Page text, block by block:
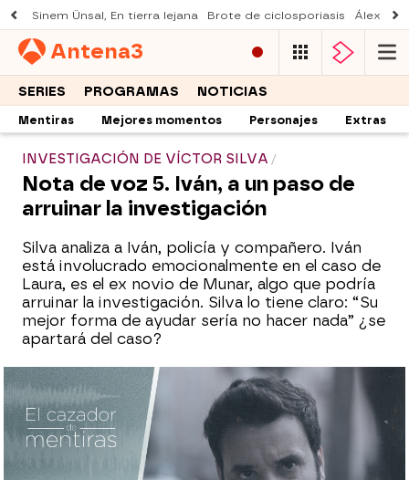
Sinem Ünsal, En tierra lejana Brote de ciclosporiasis Álex
Antena3
SERIES PROGRAMAS NOTICIAS
Mentiras Mejores momentos Personajes Extras
INVESTIGACIÓN DE VÍCTOR SILVA
Nota de voz 5. Iván, a un paso de
arruinar la investigación
Silva analiza a Iván, policía y compañero. Iván
está involucrado emocionalmente en el caso de
Laura, es el ex novio de Munar, algo que podría
arruinar la investigación. Silva lo tiene claro: “Su
mejor forma de ayudar sería no hacer nada” ¿se
apartará del caso?